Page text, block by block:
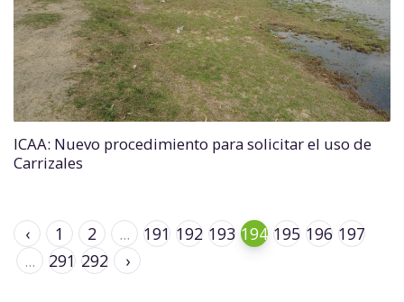
ICAA: Nuevo procedimiento para solicitar el uso de
Carrizales
‹ 1 2 ... 191 192 193 194 195 196 197
...
291 292 ›